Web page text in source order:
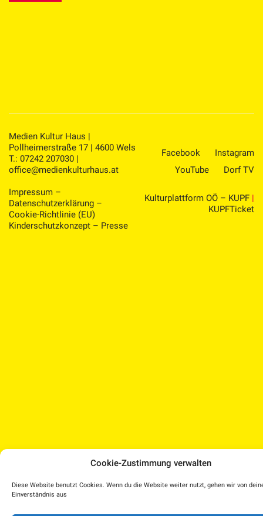
Cookie-Zustimmung verwalten
Diese Website benutzt Cookies. Wenn du die Website weiter nutzt, gehen wir von
Einverständnis aus
Facebook
Instagram
YouTube
Dorf TV
Kulturplattform OÖ – KUPF |
KUPFTicket
Medien Kultur Haus |
Pollheimerstraße 17 | 4600 Wels
T.: 07242 207030 |
office@medienkulturhaus.at
Impressum –
Datenschutzerklärung –
Cookie-Richtlinie (EU)
Kinderschutzkonzept – Presse